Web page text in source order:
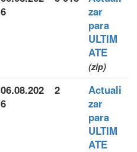
6
zar
para
ULTIM
ATE
(zip)
06.08.202
6
2
Actuali
zar
para
ULTIM
ATE